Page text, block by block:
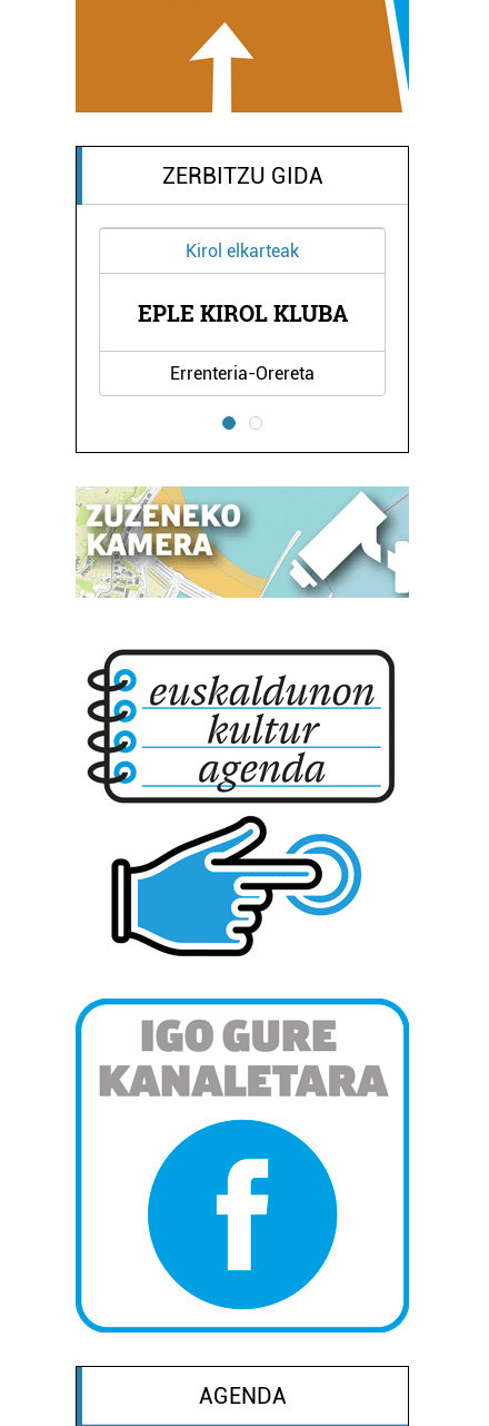
ZERBITZU GIDA
KIROL KLUBA BLAS DE LEZO
AGENDA